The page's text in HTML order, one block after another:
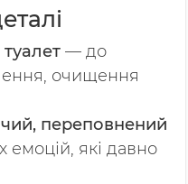
— до
очищення
переповнений
які давно